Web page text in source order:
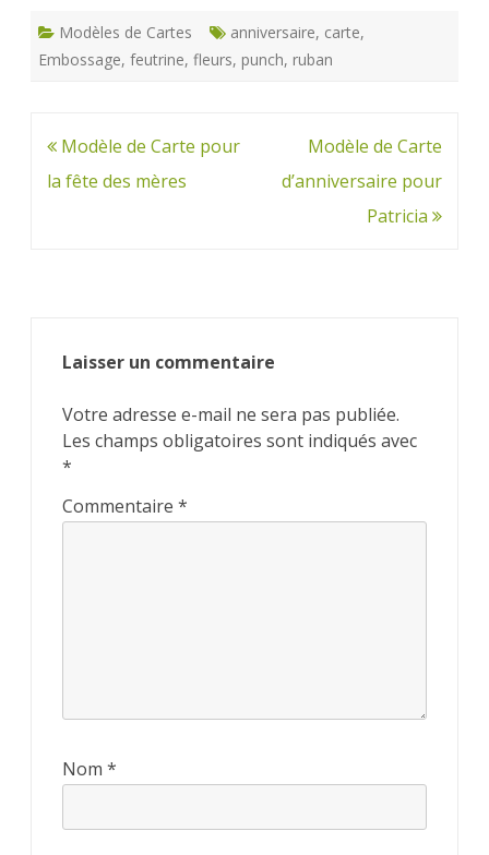
Modèles de Cartes anniversaire, carte,
Embossage, feutrine, fleurs, punch, ruban
Navigation
de
Modèle de Carte pour
la fête des mères
Modèle de Carte
d’anniversaire pour
Patricia
Laisser un commentaire
Votre adresse e-mail ne sera pas publiée.
Les champs obligatoires sont indiqués avec
*
Commentaire *
Nom *